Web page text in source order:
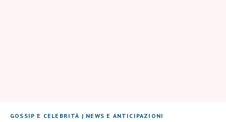
GOSSIP E CELEBRITÀ | NEWS E ANTICIPAZIONI